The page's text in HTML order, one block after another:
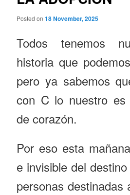
Posted on18 November, 2025
Todos tenemos
historia que
pero ya sabemos
con C lo nuestro
de corazón.
Por eso esta
e invisible del
personas destinadas